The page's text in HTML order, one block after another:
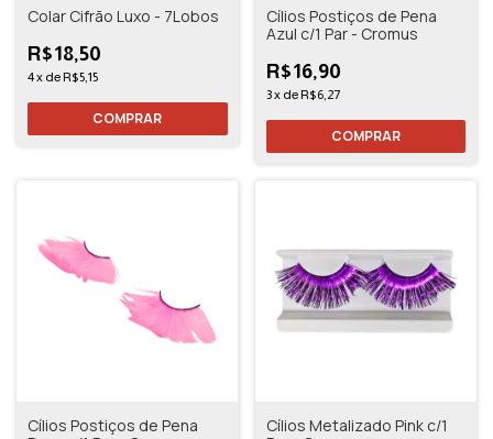
Colar Cifrão Luxo - 7Lobos
R$18,50
4x de R$5,15
Cílios Postiços de Pena
Azul c/1 Par - Cromus
R$16,90
3x de R$6,27
Cílios Postiços de Pena
Cílios Metalizado Pink c/1